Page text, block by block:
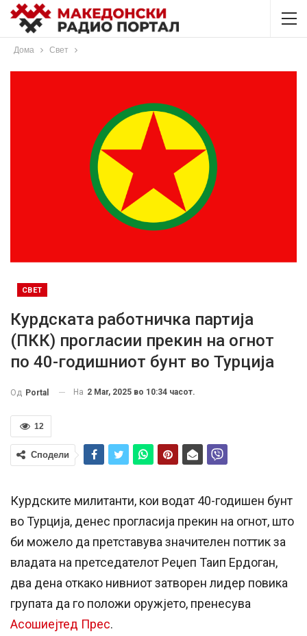
Дома Свет
СВЕТ
Курдската работничка партија
(ПКК) прогласии прекин на огнот
по 40-годишниот бунт во Турција
Од Portal На 2 Mar, 2025 во 10:34 часот.
12
Сподели
Курдските милитанти, кои водат 40-годишен бунт
во Турција, денес прогласија прекин на огнот, што
би можело да претставува значителен поттик за
владата на претседателот Реџеп Таип Ердоган,
два дена откако нивниот затворен лидер повика
групата да го положи оружјето, пренесува
Асошиејтед Прес.